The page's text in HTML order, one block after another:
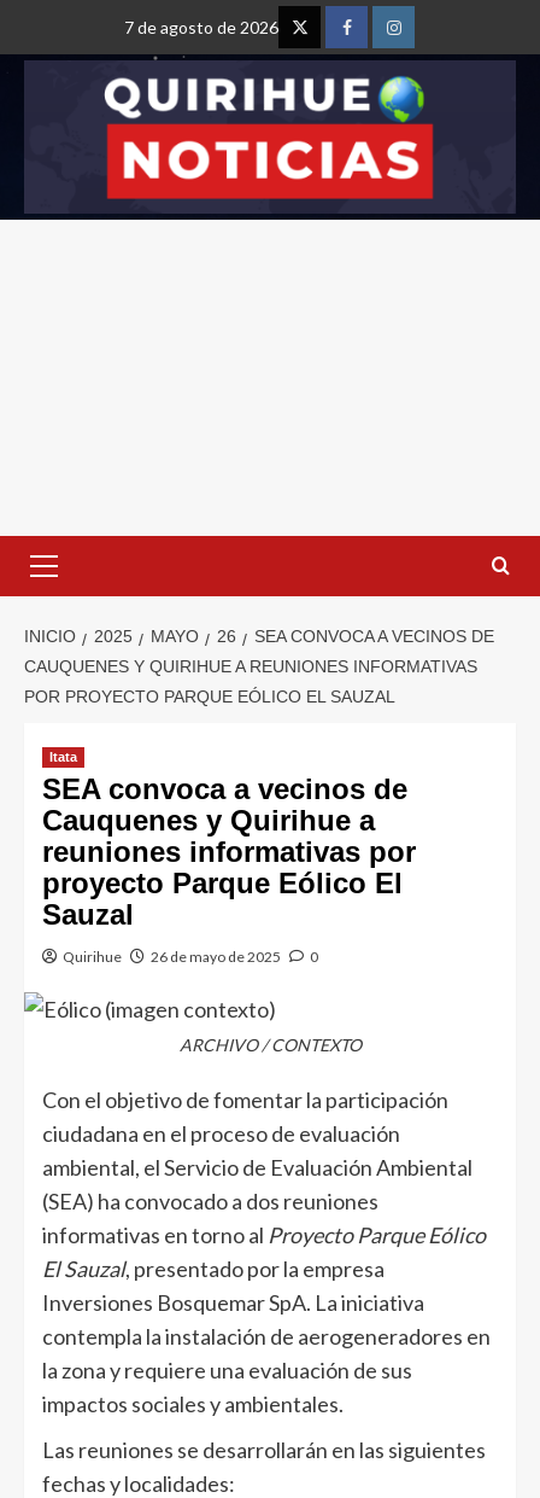
7 de agosto de 2026
INICIO 2025 MAYO 26
SEA CONVOCA A VECINOS DE
CAUQUENES Y QUIRIHUE A REUNIONES INFORMATIVAS
POR PROYECTO PARQUE EÓLICO EL SAUZAL
Itata
SEA convoca a vecinos de
Cauquenes y Quirihue a
reuniones informativas por
proyecto Parque Eólico El
Sauzal
Quirihue 26 de mayo de 2025 0
ARCHIVO / CONTEXTO
Con el objetivo de fomentar la participación
ciudadana en el proceso de evaluación
ambiental, el Servicio de Evaluación Ambiental
(SEA) ha convocado a dos reuniones
informativas en torno al Proyecto Parque Eólico
El Sauzal, presentado por la empresa
Inversiones Bosquemar SpA. La iniciativa
contempla la instalación de aerogeneradores en
la zona y requiere una evaluación de sus
impactos sociales y ambientales.
Las reuniones se desarrollarán en las siguientes
fechas y localidades: